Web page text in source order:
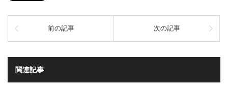
前の記事 次の記事
関連記事